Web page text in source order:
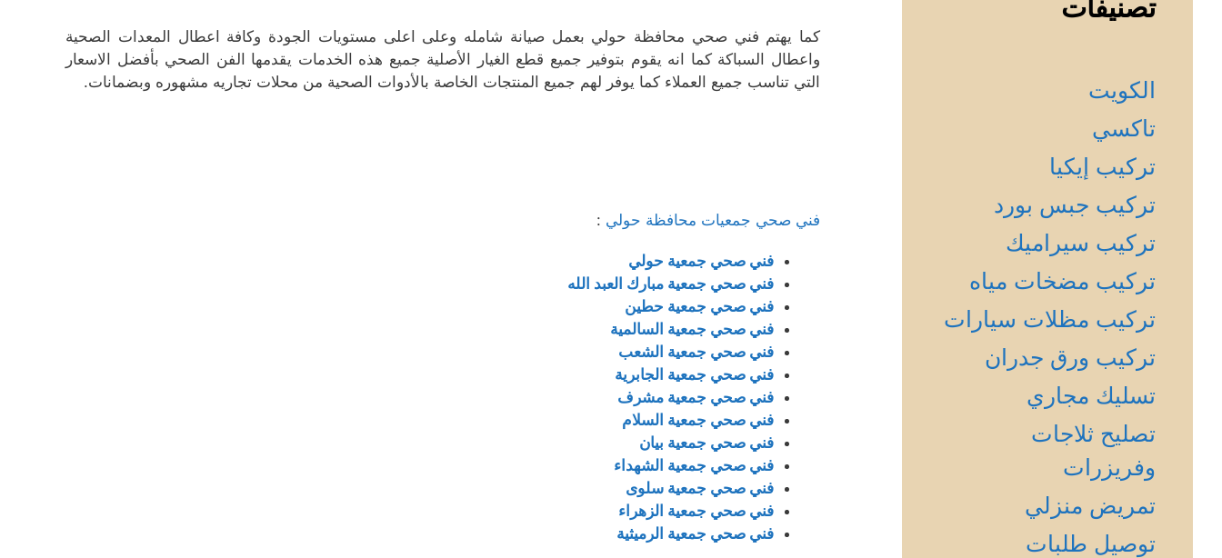
كما يهتم فني صحي محافظة حولي بعمل صيانة شامله وعلى اعلى مستويات الجودة وكافة اعطال المعدات الصحية
واعطال السباكة كما انه يقوم بتوفير جميع قطع الغيار الأصلية جميع هذه الخدمات يقدمها الفن الصحي بأفضل الاسعار
التي تناسب جميع العملاء كما يوفر لهم جميع المنتجات الخاصة بالأدوات الصحية من محلات تجاريه مشهوره وبضمانات.
فني صحي جمعيات محافظة حولي :
فني صحي جمعية حولي
فني صحي جمعية مبارك العبد الله
فني صحي جمعية حطين
فني صحي جمعية السالمية
فني صحي جمعية الشعب
فني صحي جمعية الجابرية
فني صحي جمعية مشرف
فني صحي جمعية السلام
فني صحي جمعية بيان
فني صحي جمعية الشهداء
فني صحي جمعية سلوى
فني صحي جمعية الزهراء
فني صحي جمعية الرميثية
تصنيفات
الكويت
تاكسي
تركيب إيكيا
تركيب جبس بورد
تركيب سيراميك
تركيب مضخات مياه
تركيب مظلات سيارات
تركيب ورق جدران
تسليك مجاري
تصليح ثلاجات
وفريزرات
تمريض منزلي
توصيل طلبات